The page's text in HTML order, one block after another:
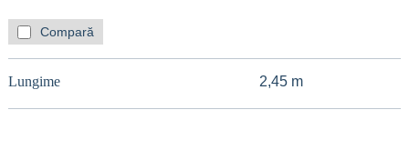
Compară
Lungime 2,45 m